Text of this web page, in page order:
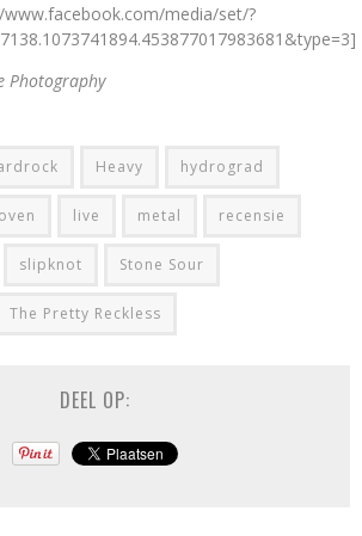
media/set/?
Photography
Heavy hydrograd
live metal recensie
slipknot Stone Sour
The Pretty Reckless
DEEL OP: